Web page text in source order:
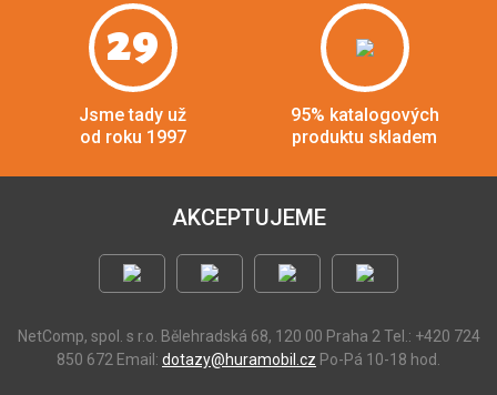
29
Jsme tady už
od roku 1997
95% katalogových
produktu skladem
AKCEPTUJEME
NetComp, spol. s r.o. Bělehradská 68, 120 00 Praha 2 Tel.: +420 724
850 672 Email: dotazy@huramobil.cz Po-Pá 10-18 hod.